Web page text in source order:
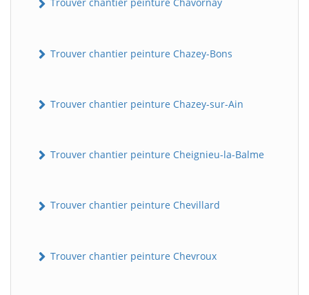
Trouver chantier peinture Chazey-Bons
Trouver chantier peinture Chazey-sur-Ain
Trouver chantier peinture Cheignieu-la-Balme
Trouver chantier peinture Chevillard
Trouver chantier peinture Chevroux